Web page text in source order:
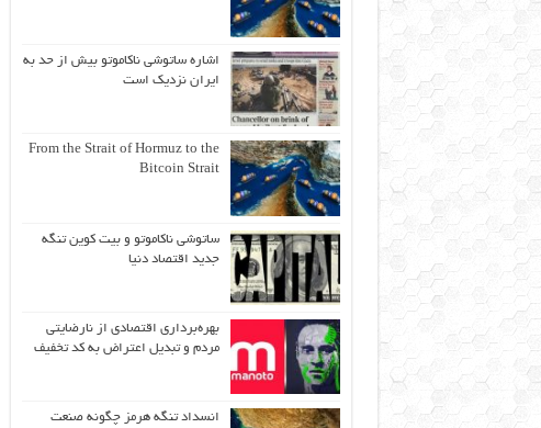
اشاره ساتوشی ناکاموتو بیش از حد به
ایران نزدیک است
From the Strait of Hormuz to the
Bitcoin Strait
ساتوشی ناکاموتو و بیت کوین تنگه
جدید اقتصاد دنیا
بهره‌برداری اقتصادی از نارضایتی
مردم و تبدیل اعتراض به کد تخفیف
انسداد تنگه هرمز چگونه صنعت